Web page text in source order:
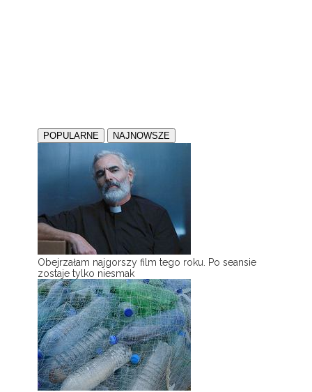
POPULARNE NAJNOWSZE
Obejrzałam najgorszy film tego roku. Po seansie
zostaje tylko niesmak